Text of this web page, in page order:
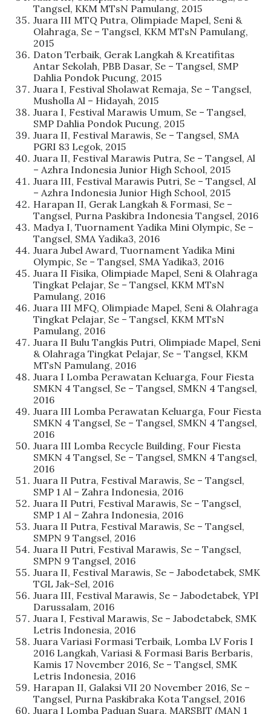
Tangsel, KKM MTsN Pamulang, 2015
Juara III MTQ Putra, Olimpiade Mapel, Seni &
Olahraga, Se – Tangsel, KKM MTsN Pamulang,
2015
Daton Terbaik, Gerak Langkah & Kreatifitas
Antar Sekolah, PBB Dasar, Se – Tangsel, SMP
Dahlia Pondok Pucung, 2015
Juara I, Festival Sholawat Remaja, Se – Tangsel,
Musholla Al – Hidayah, 2015
Juara I, Festival Marawis Umum, Se – Tangsel,
SMP Dahlia Pondok Pucung, 2015
Juara II, Festival Marawis, Se – Tangsel, SMA
PGRI 83 Legok, 2015
Juara II, Festival Marawis Putra, Se – Tangsel, Al
– Azhra Indonesia Junior High School, 2015
Juara III, Festival Marawis Putri, Se – Tangsel, Al
– Azhra Indonesia Junior High School, 2015
Harapan II, Gerak Langkah & Formasi, Se –
Tangsel, Purna Paskibra Indonesia Tangsel, 2016
Madya I, Tuornament Yadika Mini Olympic, Se –
Tangsel, SMA Yadika3, 2016
Juara Jubel Award, Tuornament Yadika Mini
Olympic, Se – Tangsel, SMA Yadika3, 2016
Juara II Fisika, Olimpiade Mapel, Seni & Olahraga
Tingkat Pelajar, Se – Tangsel, KKM MTsN
Pamulang, 2016
Juara III MFQ, Olimpiade Mapel, Seni & Olahraga
Tingkat Pelajar, Se – Tangsel, KKM MTsN
Pamulang, 2016
Juara II Bulu Tangkis Putri, Olimpiade Mapel, Seni
& Olahraga Tingkat Pelajar, Se – Tangsel, KKM
MTsN Pamulang, 2016
Juara I Lomba Perawatan Keluarga, Four Fiesta
SMKN 4 Tangsel, Se – Tangsel, SMKN 4 Tangsel,
2016
Juara III Lomba Perawatan Keluarga, Four Fiesta
SMKN 4 Tangsel, Se – Tangsel, SMKN 4 Tangsel,
2016
Juara III Lomba Recycle Building, Four Fiesta
SMKN 4 Tangsel, Se – Tangsel, SMKN 4 Tangsel,
2016
Juara II Putra, Festival Marawis, Se – Tangsel,
SMP 1 Al – Zahra Indonesia, 2016
Juara II Putri, Festival Marawis, Se – Tangsel,
SMP 1 Al – Zahra Indonesia, 2016
Juara II Putra, Festival Marawis, Se – Tangsel,
SMPN 9 Tangsel, 2016
Juara II Putri, Festival Marawis, Se – Tangsel,
SMPN 9 Tangsel, 2016
Juara II, Festival Marawis, Se – Jabodetabek, SMK
TGL Jak-Sel, 2016
Juara III, Festival Marawis, Se – Jabodetabek, YPI
Darussalam, 2016
Juara I, Festival Marawis, Se – Jabodetabek, SMK
Letris Indonesia, 2016
Juara Variasi Formasi Terbaik, Lomba LV Foris I
2016 Langkah, Variasi & Formasi Baris Berbaris,
Kamis 17 November 2016, Se – Tangsel, SMK
Letris Indonesia, 2016
Harapan II, Galaksi VII 20 November 2016, Se –
Tangsel, Purna Paskibraka Kota Tangsel, 2016
Juara I Lomba Paduan Suara, MARSBIT (MAN 1